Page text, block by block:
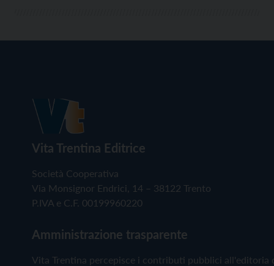
Vita Trentina Editrice
Società Cooperativa
Via Monsignor Endrici, 14 – 38122 Trento
P.IVA e C.F. 00199960220
Amministrazione trasparente
Vita Trentina percepisce i contributi pubblici all'editoria